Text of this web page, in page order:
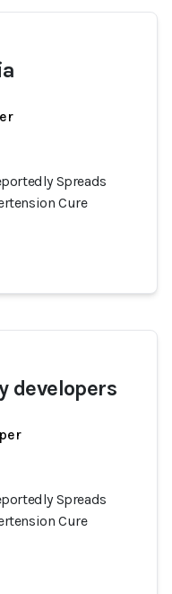
Spreads
Cure
developers
Spreads
Cure